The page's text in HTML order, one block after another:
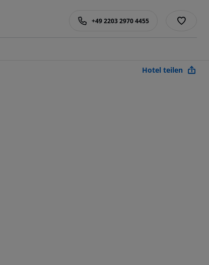
+49 2203 2970 4455
Hotel teilen